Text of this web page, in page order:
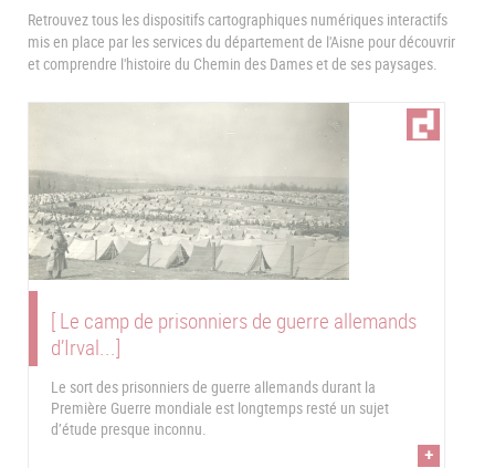
Retrouvez tous les dispositifs cartographiques numériques interactifs
mis en place par les services du département de l'Aisne pour découvrir
et comprendre l'histoire du Chemin des Dames et de ses paysages.
[ Le camp de prisonniers de guerre allemands
d’Irval...]
Le sort des prisonniers de guerre allemands durant la
Première Guerre mondiale est longtemps resté un sujet
d’étude presque inconnu.
+